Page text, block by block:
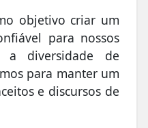
objetivo criar um
para nossos
a diversidade de
para manter um
e discursos de